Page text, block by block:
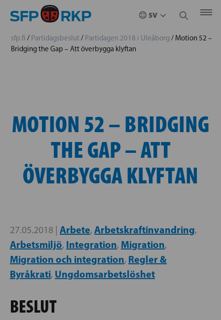
sfp.fi / Partidagsbeslut/ Partidagen 2018 i Uleåborg / Motion 52 –
Bridging the Gap – Att överbygga klyftan
MOTION 52 – BRIDGING
THE GAP – ATT
ÖVERBYGGA KLYFTAN
27.05.2018 | Arbete, Arbetskraftinvandring,
Arbetsmiljö, Integration, Migration,
Migration och integration, Regler &
Byråkrati, Ungdomsarbetslöshet
BESLUT